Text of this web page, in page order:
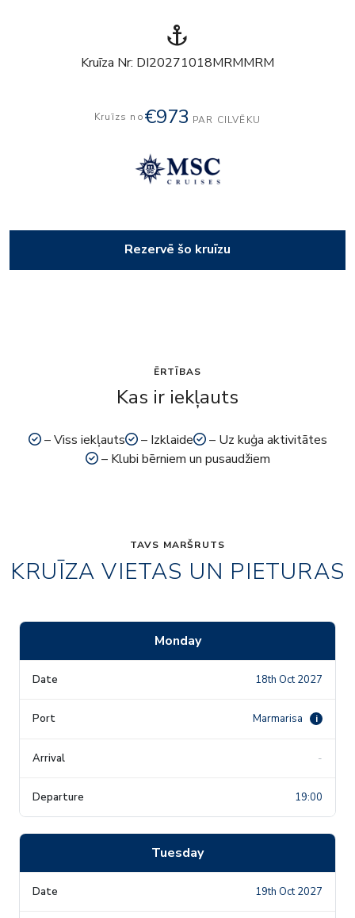
anchor
Kruīza Nr: DI20271018MRMMRM
Kruīzs no€973 PAR CILVĒKU
Rezervē šo kruīzu
ĒRTĪBAS
Kas ir iekļauts
– Viss iekļauts – Izklaide
– Uz kuģa aktivitātes
– Klubi bērniem un pusaudžiem
TAVS MARŠRUTS
KRUĪZA VIETAS UN PIETURAS
Monday
18th Oct 2027
Marmarisa i
-
19:00
Tuesday
19th Oct 2027